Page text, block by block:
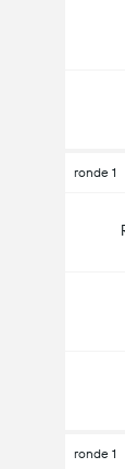
ronde 1
ronde 1